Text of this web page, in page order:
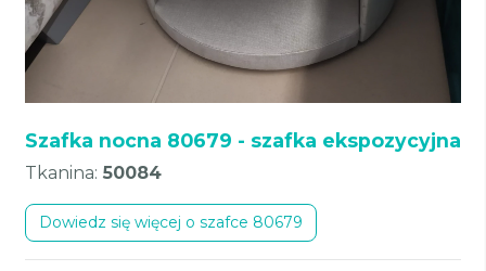
Szafka nocna 80679 - szafka ekspozycyjna
Tkanina: 50084
Dowiedz się więcej o szafce 80679